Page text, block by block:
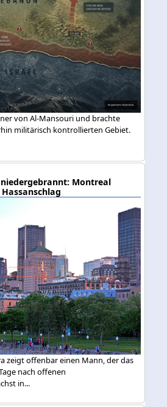
von Al-Mansouri und brachte
militärisch kontrollierten Gebiet.
Montreal
zeigt offenbar einen Mann, der das
nach offenen
in...